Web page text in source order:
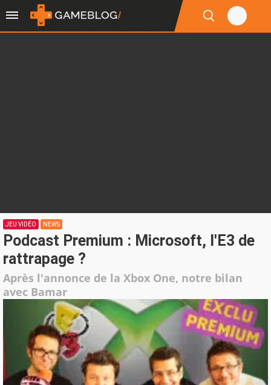
JEU VIDÉO NEWS
Podcast Premium : Microsoft, l'E3 de
rattrapage ?
Après l'annonce de la Xbox One, notre bilan
avec Bamar